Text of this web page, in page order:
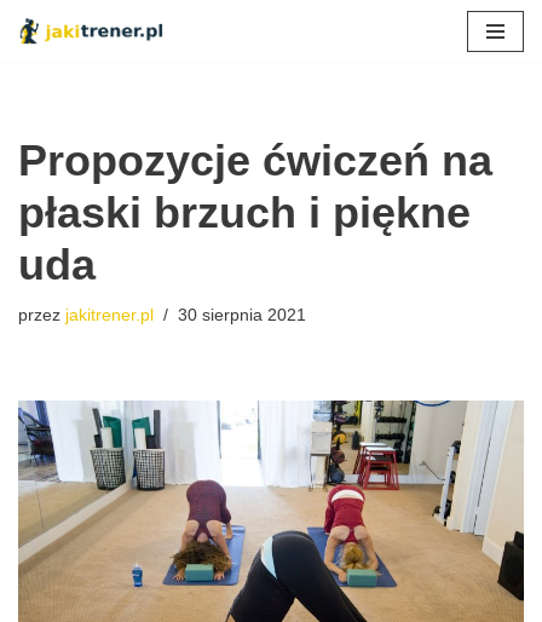
Propozycje ćwiczeń na
płaski brzuch i piękne
uda
przez jakitrener.pl 30 sierpnia 2021